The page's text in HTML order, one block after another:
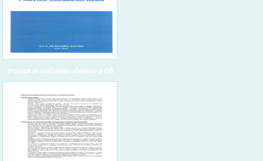
Pravice in dolžnosti učencev v OŠ